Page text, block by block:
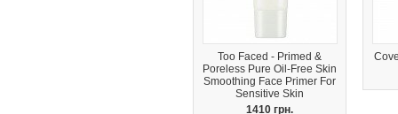
Too Faced - Primed &
Poreless Pure Oil-Free Skin
Smoothing Face Primer For
Sensitive Skin
1410 грн.